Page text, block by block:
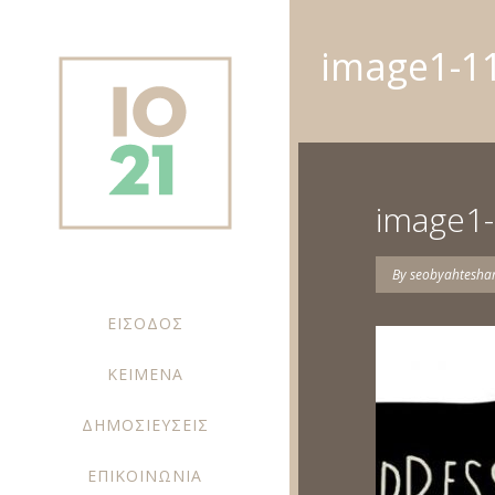
ΕΙΣΟΔΟΣ
ΚΕΙΜΕΝΑ
ΔΗΜΟΣΙΕΥΣΕΙΣ
ΕΠΙΚΟΙΝΩΝΙΑ
image1-
By